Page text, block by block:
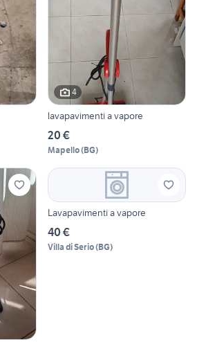
4
lavapavimenti a vapore
20 €
Mapello(BG)
Lavapavimenti a vapore
40 €
Villa di Serio(BG)